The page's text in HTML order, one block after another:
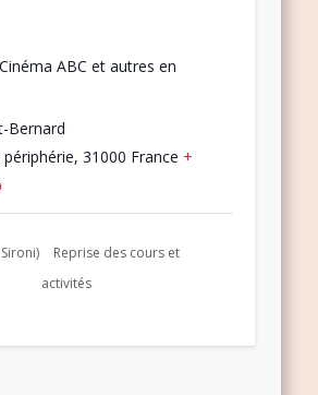
ABC et autres en
Bernard
, 31000 France +
Reprise des cours et
activités